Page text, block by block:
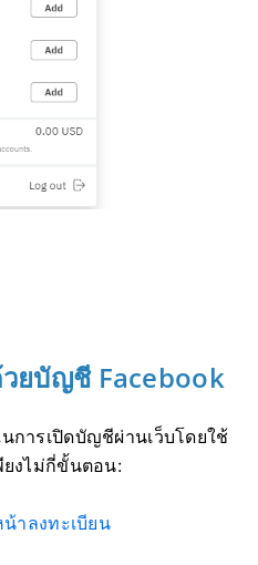
ยบัญชี Facebook
การเปิดบัญชีผ่านเว็บโดยใช้
ยงไม่กี่ขั้นตอน:
าลงทะเบียน